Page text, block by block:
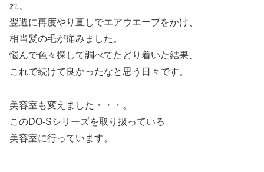
れ、
翌週に再度やり直しでエアウエーブをかけ、
相当髪の毛が痛みました。
悩んで色々探して調べてたどり着いた結果、
これで続けて良かったなと思う日々です。
美容室も変えました・・・。
このDO-Sシリーズを取り扱っている
美容室に行っています。